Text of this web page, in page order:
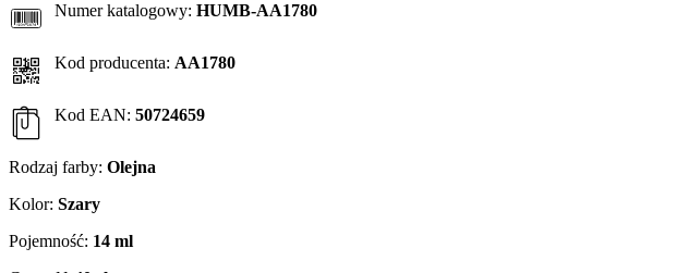
Numer katalogowy: HUMB-AA1780
Kod producenta: AA1780
Kod EAN: 50724659
Rodzaj farby: Olejna
Kolor: Szary
Pojemność: 14 ml